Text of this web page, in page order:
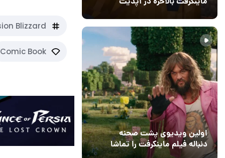
جدید بازی به پایان رسید
اولین ویدیوی پشت صحنه
دنباله فیلم ماینکرفت را تماشا
کنید
Blizzard
Comic Book